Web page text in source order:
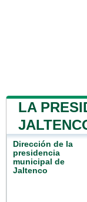
LA
Dirección de la
presidencia
municipal de
Jaltenco